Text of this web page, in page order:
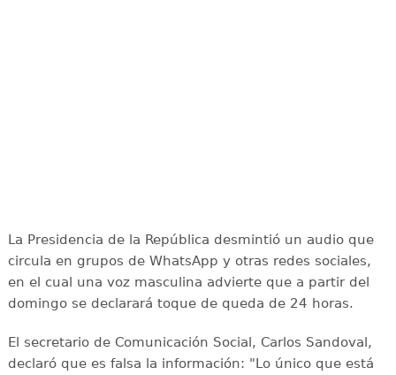
La Presidencia de la República desmintió un audio que
circula en grupos de WhatsApp y otras redes sociales,
en el cual una voz masculina advierte que a partir del
domingo se declarará toque de queda de 24 horas.
El secretario de Comunicación Social, Carlos Sandoval,
declaró que es falsa la información: "Lo único que está